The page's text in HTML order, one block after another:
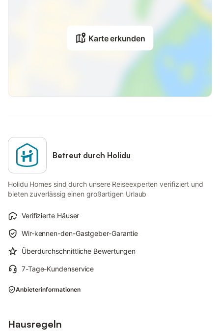
Karte erkunden
Betreut durch Holidu
Holidu Homes sind durch unsere Reiseexperten verifiziert und
bieten zuverlässig einen großartigen Urlaub
Verifizierte Häuser
Wir-kennen-den-Gastgeber-Garantie
Überdurchschnittliche Bewertungen
7-Tage-Kundenservice
Anbieterinformationen
Hausregeln